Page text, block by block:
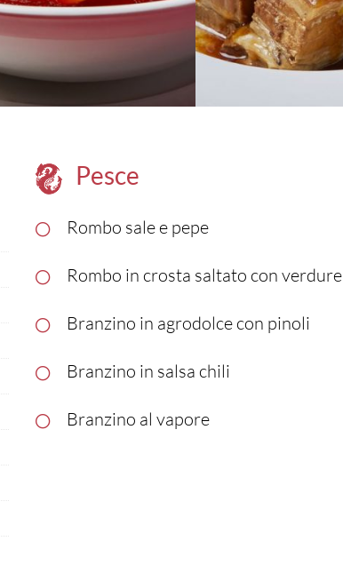
Pesce
Rombo sale e pepe
Rombo in crosta saltato con verdure
Branzino in agrodolce con pinoli
Branzino in salsa chili
Branzino al vapore